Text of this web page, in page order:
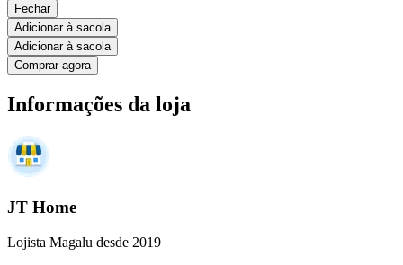
Fechar
Adicionar à sacola
Adicionar à sacola
Comprar agora
Informações da loja
JT Home
Lojista Magalu desde 2019